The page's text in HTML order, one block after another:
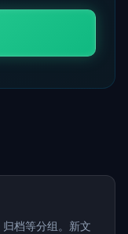
档等分组。新文